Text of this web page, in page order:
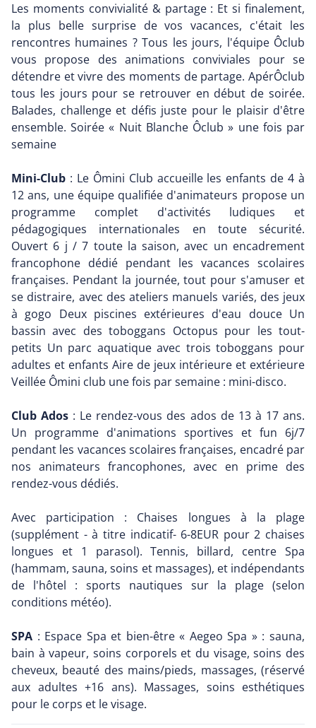
Les moments convivialité & partage : Et si finalement,
la plus belle surprise de vos vacances, c'était les
rencontres humaines ? Tous les jours, l'équipe Ôclub
vous propose des animations conviviales pour se
détendre et vivre des moments de partage. ApérÔclub
tous les jours pour se retrouver en début de soirée.
Balades, challenge et défis juste pour le plaisir d'être
ensemble. Soirée « Nuit Blanche Ôclub » une fois par
semaine
Mini-Club : Le Ômini Club accueille les enfants de 4 à
12 ans, une équipe qualifiée d'animateurs propose un
programme complet d'activités ludiques et
pédagogiques internationales en toute sécurité.
Ouvert 6 j / 7 toute la saison, avec un encadrement
francophone dédié pendant les vacances scolaires
françaises. Pendant la journée, tout pour s'amuser et
se distraire, avec des ateliers manuels variés, des jeux
à gogo Deux piscines extérieures d'eau douce Un
bassin avec des toboggans Octopus pour les tout-
petits Un parc aquatique avec trois toboggans pour
adultes et enfants Aire de jeux intérieure et extérieure
Veillée Ômini club une fois par semaine : mini-disco.
Club Ados : Le rendez-vous des ados de 13 à 17 ans.
Un programme d'animations sportives et fun 6j/7
pendant les vacances scolaires françaises, encadré par
nos animateurs francophones, avec en prime des
rendez-vous dédiés.
Avec participation : Chaises longues à la plage
(supplément - à titre indicatif- 6-8EUR pour 2 chaises
longues et 1 parasol). Tennis, billard, centre Spa
(hammam, sauna, soins et massages), et indépendants
de l'hôtel : sports nautiques sur la plage (selon
conditions météo).
SPA : Espace Spa et bien-être « Aegeo Spa » : sauna,
bain à vapeur, soins corporels et du visage, soins des
cheveux, beauté des mains/pieds, massages, (réservé
aux adultes +16 ans). Massages, soins esthétiques
pour le corps et le visage.